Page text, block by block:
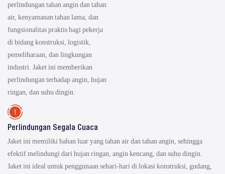
perlindungan tahan angin dan tahan
air, kenyamanan tahan lama, dan
fungsionalitas praktis bagi pekerja
di bidang konstruksi, logistik,
pemeliharaan, dan lingkungan
industri. Jaket ini memberikan
perlindungan terhadap angin, hujan
ringan, dan suhu dingin.
Perlindungan Segala Cuaca
Jaket ini memiliki bahan luar yang tahan air dan tahan angin, sehingga
efektif melindungi dari hujan ringan, angin kencang, dan suhu dingin.
Jaket ini ideal untuk penggunaan sehari-hari di lokasi konstruksi, gudang,